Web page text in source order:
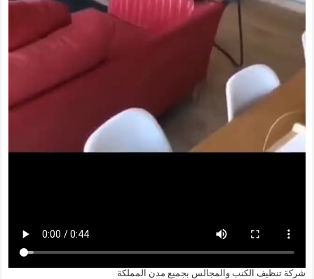
شركة تنظيف الكنب والمجالس بجميع مدن المملكة